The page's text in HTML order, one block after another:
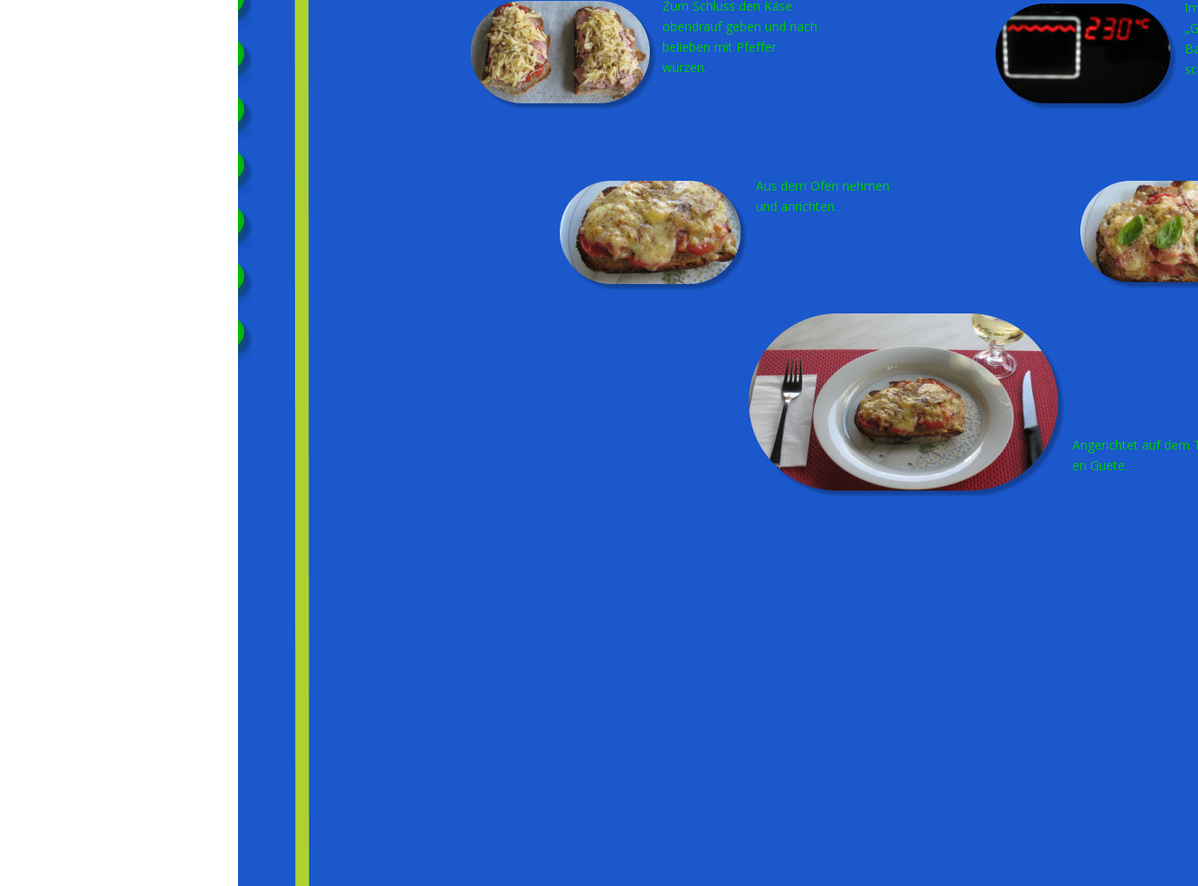
Zum Schluss den Käse
obendrauf geben und nach
belieben mit Pfeffer
Im Backofen mit
„Grillfunktion“ auf 230°C
Backen bis der Käse
Aus dem Ofen nehmen
und anrichten.
Eventuell fürs „Auge“
mit ein paar Basilikum
Blätter garnieren
Angerichtet auf dem Teller
en Guete.